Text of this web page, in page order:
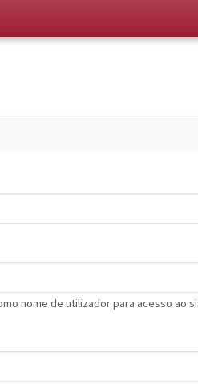
nome de utilizador para acesso ao